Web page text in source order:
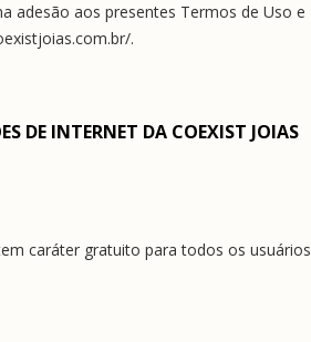
adesão aos presentes Termos de Uso e
.
DE INTERNET DA COEXIST JOIAS
caráter gratuito para todos os usuários